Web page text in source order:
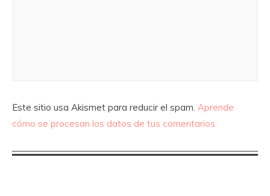
Este sitio usa Akismet para reducir el spam. Aprende
cómo se procesan los datos de tus comentarios.